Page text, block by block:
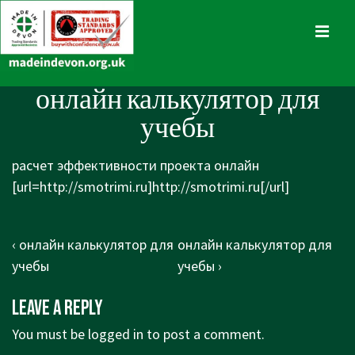
Skip
to
Content
Main
Navigation
онлайн калькулятор для
учебы
расчет эффективности проекта онлайн
[url=http://smotrimi.ru]http://smotrimi.ru[/url]
Post
navigation
Previous
Post
‹ онлайн калькулятор для
учебы
Next
Post
онлайн калькулятор для
учебы ›
Leave a Reply
You must be logged in to post a comment.